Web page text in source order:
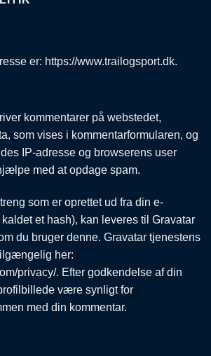
er: https://www.trailogsport.dk.
kommentarer på webstedet,
som vises i kommentarformularen, og
IP-adresse og browserens user
med at opdage spam.
som er oprettet ud fra din e-
et hash), kan leveres til Gravatar
du bruger denne. Gravatar tjenestens
her:
privacy/. Efter godkendelse af din
være synligt for
med din kommentar.